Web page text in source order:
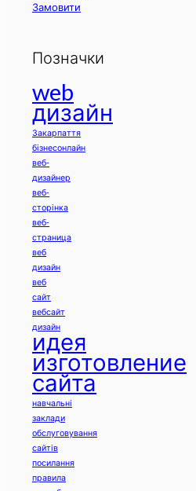
Замовити
Позначки
web
дизайн
Закарпаття
бізнесонлайн
веб-
дизайнер
веб-
сторінка
веб-
страница
веб
дизайн
веб
сайт
вебсайт
дизайн
идея
изготовление
сайта
навчальні
заклади
обслуговування
сайтів
посилання
правила